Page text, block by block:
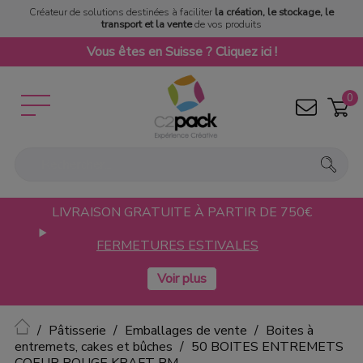
Créateur de solutions destinées à faciliter la création, le stockage, le
transport et la ventede vos produits
Vous êtes en Suisse ? Cliquez ici !
0
LIVRAISON GRATUITE À PARTIR DE 750€
FERMETURES ESTIVALES
Accueil
Pâtisserie Emballages de vente
Boites à
entremets, cakes et bûches
50 BOITES ENTREMETS